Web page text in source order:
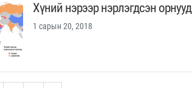
Хүний нэрээр нэрлэгдсэн орнууд
1 сарын 20, 2018